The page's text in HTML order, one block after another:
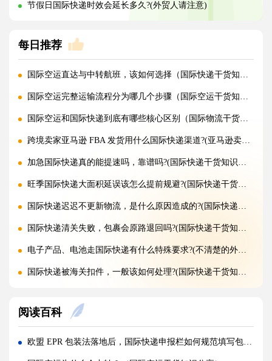
节假日国际快递时效会延长多久?(外贸人请注意)
每日推荐
国际空运直达与中转航班，该如何选择（国际快递干货知识分享）
国际空运完整运输流程分为哪几个步骤（国际空运干货知识分享）
国际空运和国际快递到底有哪些核心区别（国际物流干货知识分享）
跨境卖家亚马逊 FBA 发货用什么国际快递渠道?(亚马逊卖家必看篇)
加急国际快递真的能提速吗，靠谱吗?(国际快递干货知识分享)
旺季国际快递大面积延误该怎么提前规避?(国际快递干货知识分享)
国际快递迟迟不更新物流，是什么原因造成的?(国际快递干货知识分享)
国际快递清关失败，包裹会原路退回吗?(国际快递干货知识分享)
电子产品、电池走国际快递有什么特殊要求?(不清楚的外贸人看过来)
国际快递被海关扣件，一般该如何处理?(国际快递干货知识分享)
不同国家国际快递报价差距为什么这么大?(国际快递干货知识分享)
国际快递运费是怎么计算的，体积重怎么核算?(国际快递干货知识分享)
阅读百科
欧盟 EPR 包装法落地后，国际快递申报栏如何规范填写包装信息(国际空运干货知识分享)